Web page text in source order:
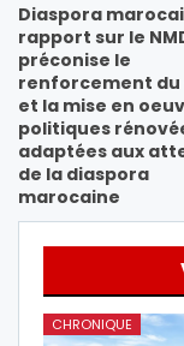
Diaspora
rapport sur le
préconise le
renforcement du
et la mise en
politiques
adaptées aux
de la diaspora
marocaine
CHRONIQUE